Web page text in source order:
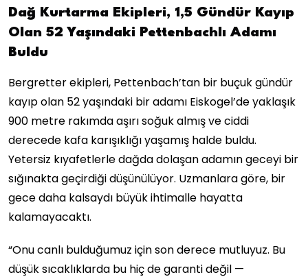
Dağ Kurtarma Ekipleri, 1,5 Gündür Kayıp
Olan 52 Yaşındaki Pettenbachlı Adamı
Buldu
Bergretter ekipleri, Pettenbach’tan bir buçuk gündür
kayıp olan 52 yaşındaki bir adamı Eiskogel’de yaklaşık
900 metre rakımda aşırı soğuk almış ve ciddi
derecede kafa karışıklığı yaşamış halde buldu.
Yetersiz kıyafetlerle dağda dolaşan adamın geceyi bir
sığınakta geçirdiği düşünülüyor. Uzmanlara göre, bir
gece daha kalsaydı büyük ihtimalle hayatta
kalamayacaktı.
“Onu canlı bulduğumuz için son derece mutluyuz. Bu
düşük sıcaklıklarda bu hiç de garanti değil —